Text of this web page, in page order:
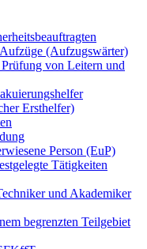
(Aufzugswärter)
von Leitern und
Ersthelfer)
Person (EuP)
Tätigkeiten
und Akademiker
begrenzten Teilgebiet